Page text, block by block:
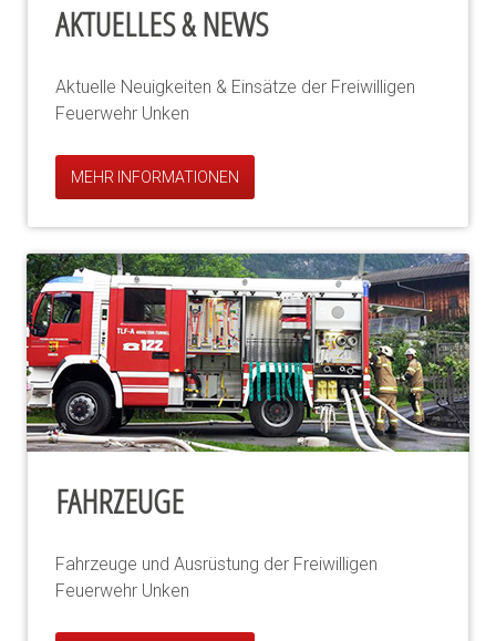
AKTUELLES & NEWS
Aktuelle Neuigkeiten & Einsätze der Freiwilligen
Feuerwehr Unken
MEHR INFORMATIONEN
FAHRZEUGE
Fahrzeuge und Ausrüstung der Freiwilligen
Feuerwehr Unken